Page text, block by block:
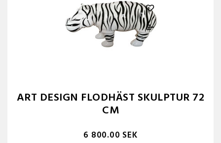
ART DESIGN FLODHÄST SKULPTUR 72
CM
6 800.00 SEK